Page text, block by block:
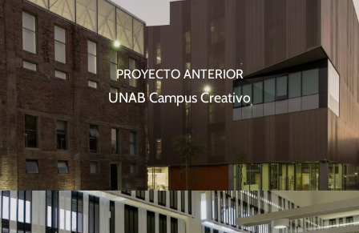
PROYECTO ANTERIOR
UNAB Campus Creativo